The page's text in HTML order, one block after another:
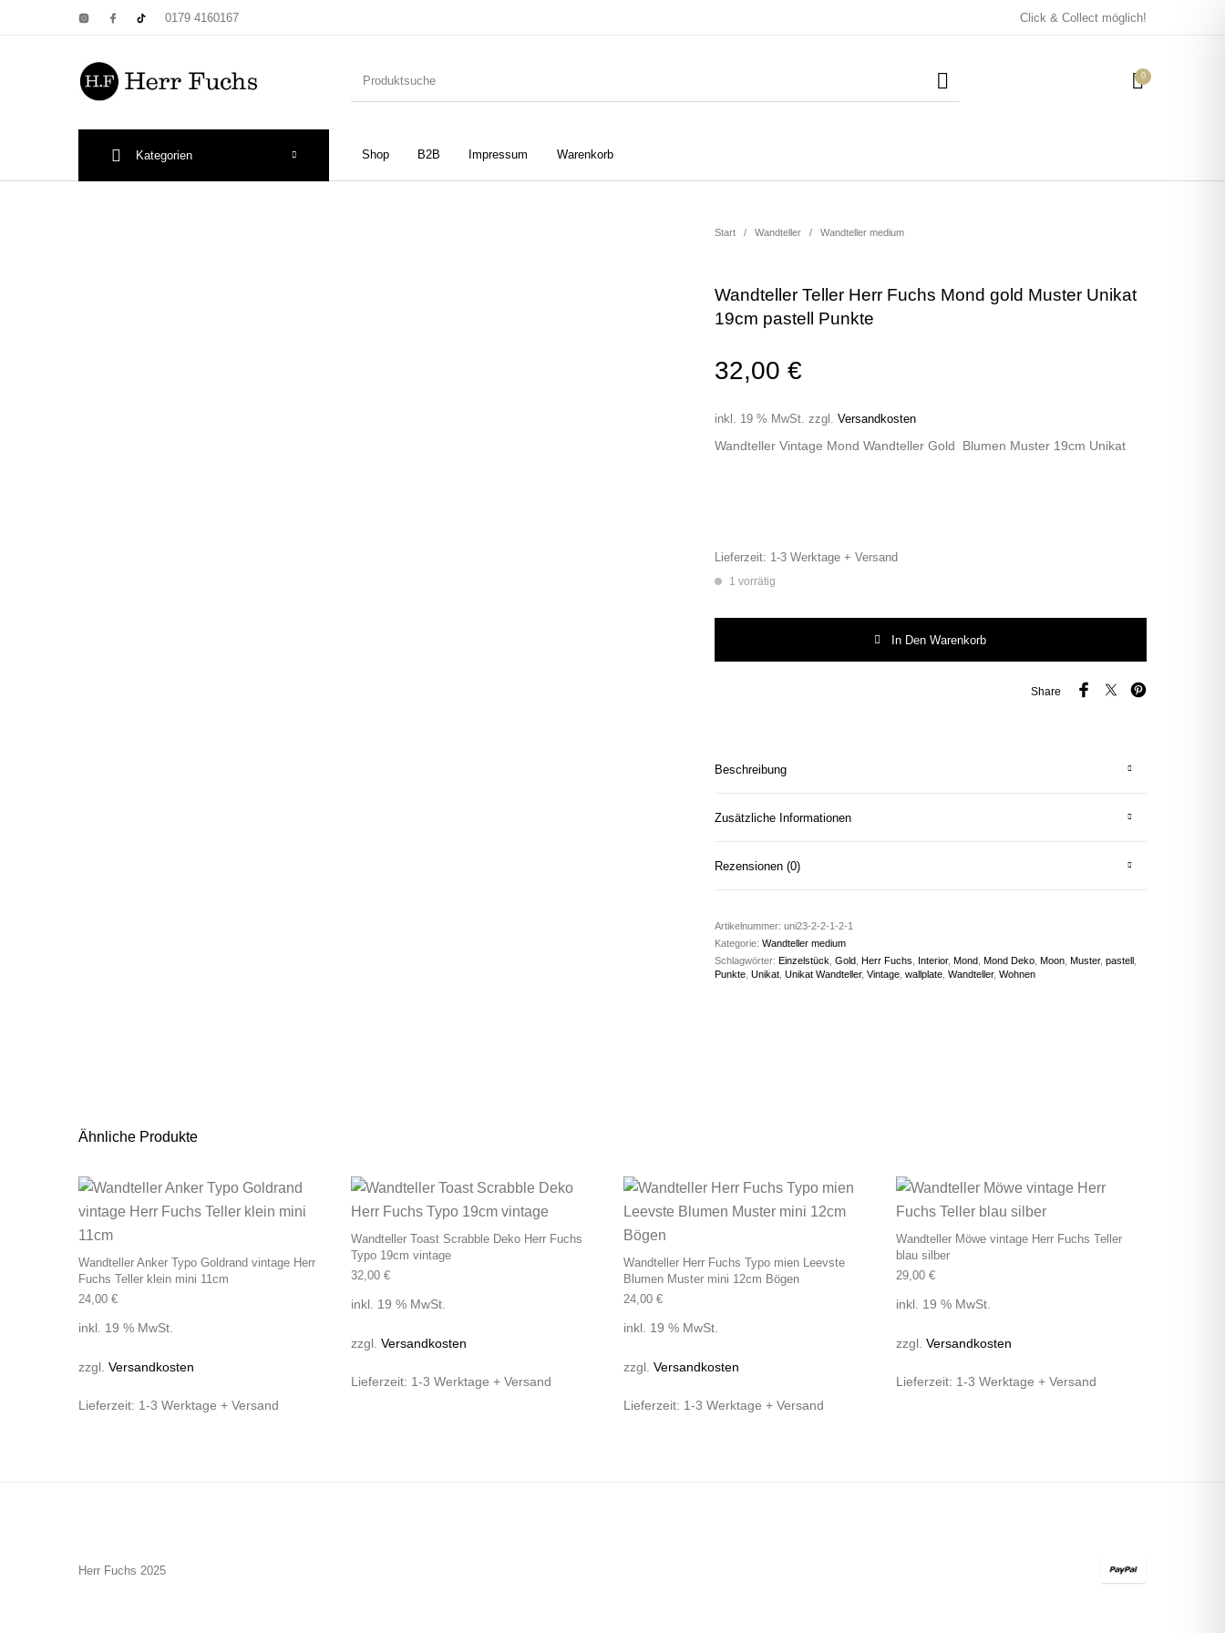
0179 4160167 Click & Collect möglich!
0
Shop B2B Impressum Warenkorb
Kategorien
Taschen/Turnbeutel Tassen
Start / Wandteller / Wandteller medium
Wandteller Teller Herr Fuchs Mond gold Muster Unikat
19cm pastell Punkte
32,00 €
inkl. 19 % MwSt. zzgl. Versandkosten
Wandteller Vintage Mond Wandteller Gold Blumen Muster 19cm Unikat
Lieferzeit: 1-3 Werktage + Versand
1 vorrätig
In Den Warenkorb
Share
Beschreibung
Zusätzliche Informationen
Rezensionen (0)
Artikelnummer: uni23-2-2-1-2-1
Kategorie: Wandteller medium
Schlagwörter: Einzelstück Gold, Herr Fuchs Interior, Mond, Mond Deko, Moon, Muster, pastell,
Punkte, Unikat, Unikat Wandteller, Vintage, wallplate, Wandteller, Wohnen
Ähnliche Produkte
Wandteller Anker Typo Goldrand vintage Herr
Fuchs Teller klein mini 11cm
24,00 €
inkl. 19 % MwSt.
zzgl. Versandkosten
Lieferzeit: 1-3 Werktage + Versand
Wandteller Toast Scrabble Deko Herr Fuchs
Typo 19cm vintage
32,00 €
inkl. 19 % MwSt.
zzgl. Versandkosten
Lieferzeit: 1-3 Werktage + Versand
Wandteller Herr Fuchs Typo mien Leevste
Blumen Muster mini 12cm Bögen
24,00 €
inkl. 19 % MwSt.
zzgl. Versandkosten
Lieferzeit: 1-3 Werktage + Versand
Wandteller Möwe vintage Herr Fuchs Teller
blau silber
29,00 €
inkl. 19 % MwSt.
zzgl. Versandkosten
Lieferzeit: 1-3 Werktage + Versand
Herr Fuchs 2025